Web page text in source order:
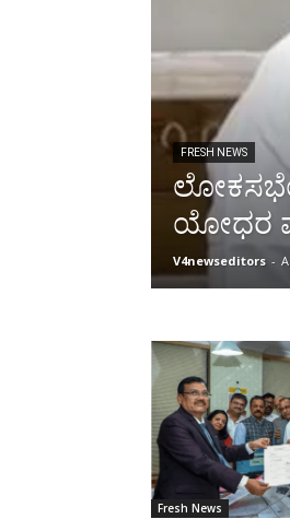
FRESH NEWS
ಯೋಧರ
V4newseditors -
Fresh News